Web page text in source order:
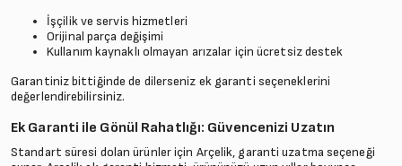
İşçilik ve servis hizmetleri
Orijinal parça değişimi
Kullanım kaynaklı olmayan arızalar için ücretsiz destek
Garantiniz bittiğinde de dilerseniz ek garanti seçeneklerini
değerlendirebilirsiniz.
Ek Garanti ile Gönül Rahatlığı: Güvencenizi Uzatın
Standart süresi dolan ürünler için Arçelik, garanti uzatma seçeneği